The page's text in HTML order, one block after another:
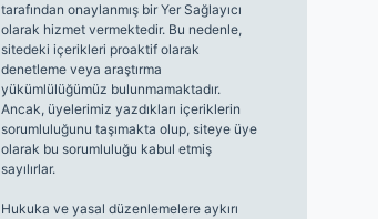
tarafından onaylanmış bir Yer Sağlayıcı
olarak hizmet vermektedir. Bu nedenle,
sitedeki içerikleri proaktif olarak
denetleme veya araştırma
yükümlülüğümüz bulunmamaktadır.
Ancak, üyelerimiz yazdıkları içeriklerin
sorumluluğunu taşımakta olup, siteye üye
olarak bu sorumluluğu kabul etmiş
sayılırlar.
Hukuka ve yasal düzenlemelere aykırı